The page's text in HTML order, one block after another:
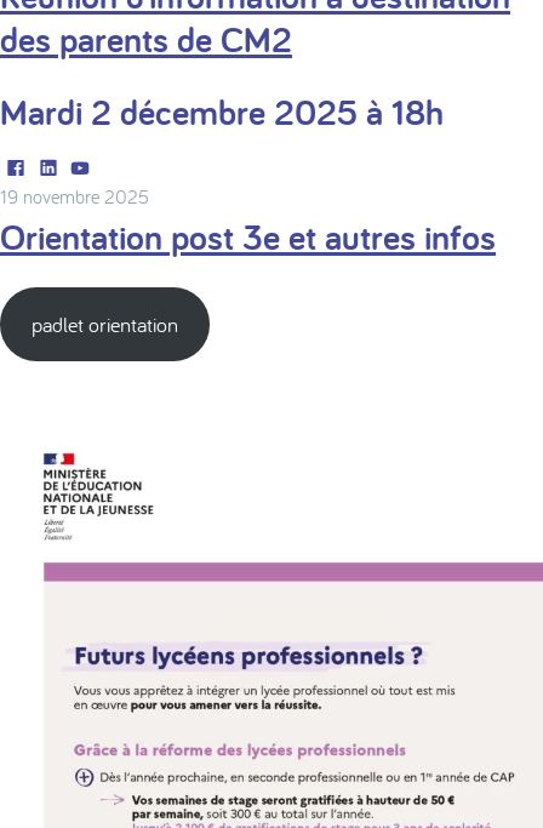
des parents de CM2
Mardi 2 décembre 2025 à 18h
Facebook
LinkedInYoutube
19 novembre 2025
Orientation post 3e et autres infos
padlet orientation